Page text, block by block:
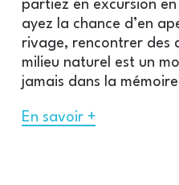
partiez en excursion
ayez la chance d’en
rivage, rencontrer des
milieu naturel est un
jamais dans la
En savoir +